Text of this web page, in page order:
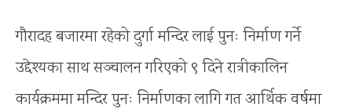
गौरादह बजारमा रहेको दुर्गा मन्दिर लाई पुनः निर्माण गर्ने
उद्देश्यका साथ सञ्चालन गरिएको ९ दिने रात्रीकालिन
कार्यक्रममा मन्दिर पुनः निर्माणका लागि गत आर्थिक वर्षमा